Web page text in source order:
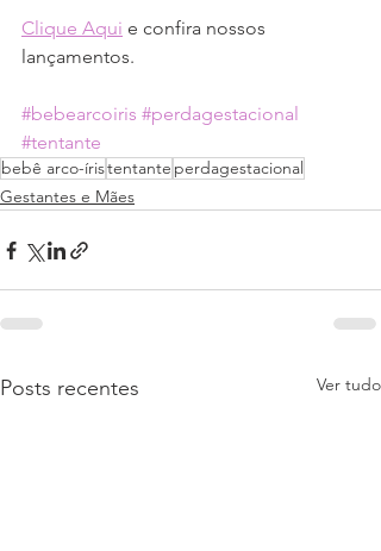
Clique Aqui e confira nossos
lançamentos.
#bebearcoiris #perdagestacional
#tentante
bebê arco-íristentante perdagestacional
Gestantes e Mães
Posts recentes Ver tudo